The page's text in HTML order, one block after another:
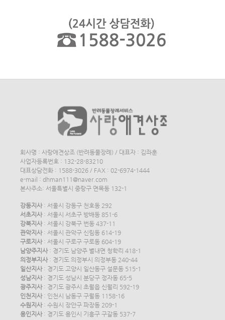
회사명 : 사랑애견상조 (반려동물장례) / 대표자 : 김좌훈
사업자등록번호 : 132-28-83210
대표상담전화 : 1588-3026 / FAX : 02-6974-1444
e-mail : dhman111@naver.com
본사주소: 서울특별시 중랑구 면목동 132-1
강동지사: 서울시 강동구 천호동 292
서초지사: 서울시 서초구 방배동 851-6
강북지사: 서울시 강북구 번동 437-11
관악지사: 서울시 관악구 신림동 614-19
구로지사: 서울시 구로구 구로동 604-19
남양주지사: 경기도 남양주 별내면 청학리 418-1
의정부지사: 경기도 의정부시 의정부동 240-44
일산지사: 경기도 고양시 일산동구 설문동 515-1
성남지사: 경기도 성남시 분당구 정자동 65-5
광주지사: 경기도 광주시 초월읍 신월리 592-19
인천지사: 인천시 남동구 구월동 1158-16
수원지사: 수원시 장안구 파장동 209-1
용인지사: 경기도 용인시 기흥구 구갈동 537-7